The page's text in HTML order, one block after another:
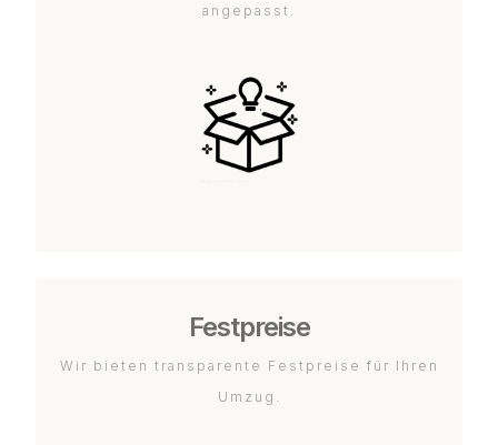
angepasst.
Festpreise
Wir bieten transparente Festpreise für Ihren
Umzug.